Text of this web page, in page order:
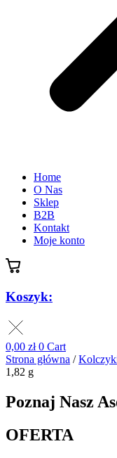
Home
O Nas
Sklep
B2B
Kontakt
Moje konto
Koszyk:
0,00 zł 0 Cart
Strona główna /
1,82 g
Poznaj Nasz
OFERTA